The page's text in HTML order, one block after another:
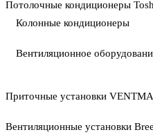
Потолочные кондиционеры
Колонные кондиционеры
Вентиляционное
Приточные установки
Вентиляционные установки